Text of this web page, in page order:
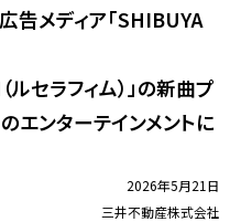
告メディア「SHIBUYA
セラフィム）」の新曲プ
エンターテインメントに
2026年5月21日
三井不動産株式会社